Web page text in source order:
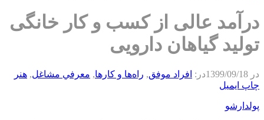
درآمد عالی از کسب و کار خانگی
تولید گیاهان دارویی
در 1399/09/18در: افراد موفق, راه‌ها و كارها, معرفي مشاغل, هنر
چاپ ایمیل
پولدارشو